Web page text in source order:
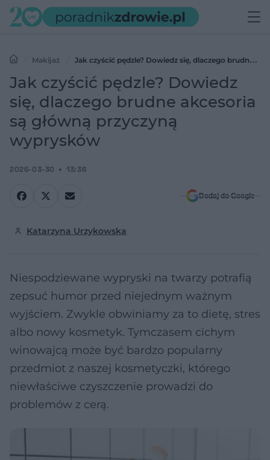
Makijaż
Jak czyścić pędzle? Dowiedz się, dlaczego brudne
akcesoria są główną przyczyną wyprysków
Jak czyścić pędzle? Dowiedz
się, dlaczego brudne akcesoria
są główną przyczyną
wyprysków
2026-03-30 13:36
Dodaj do Google
Katarzyna Urzykowska
Niespodziewane wypryski na twarzy potrafią
zepsuć humor przed niejednym ważnym
wyjściem. Zwykle obwiniamy za to dietę, stres
albo nowy kosmetyk. Tymczasem cichym
winowajcą może być bardzo popularny
przedmiot z naszej kosmetyczki, którego
niewłaściwe czyszczenie prowadzi do
problemów z cerą.